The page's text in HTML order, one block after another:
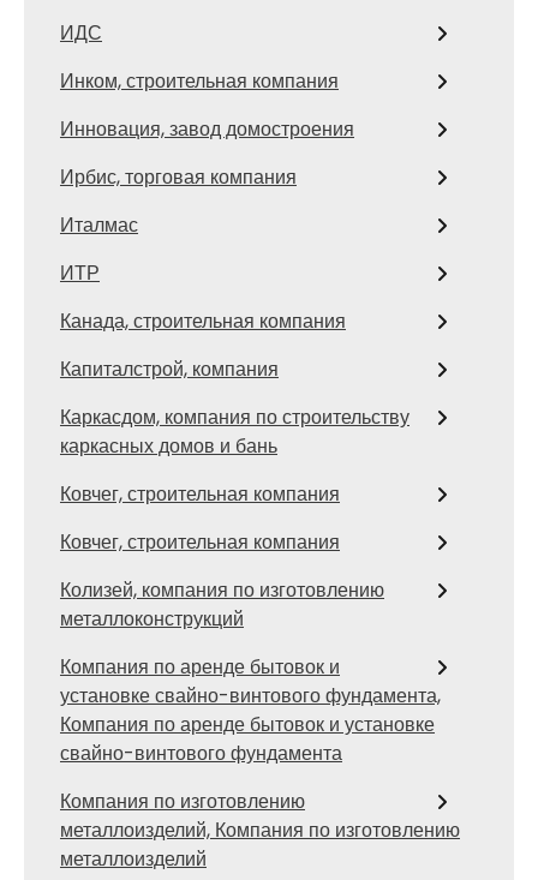
ИДС
Инком, строительная компания
Инновация, завод домостроения
Ирбис, торговая компания
Италмас
ИТР
Канада, строительная компания
Капиталстрой, компания
Каркасдом, компания по строительству
каркасных домов и бань
Ковчег, строительная компания
Ковчег, строительная компания
Колизей, компания по изготовлению
металлоконструкций
Компания по аренде бытовок и
установке свайно-винтового фундамента,
Компания по аренде бытовок и установке
свайно-винтового фундамента
Компания по изготовлению
металлоизделий, Компания по изготовлению
металлоизделий